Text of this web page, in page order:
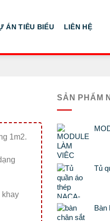
ÁN TIÊU BIỂU LIÊN HỆ
1m2.
khay
SẢN PHẨM
Tủ
Bàn